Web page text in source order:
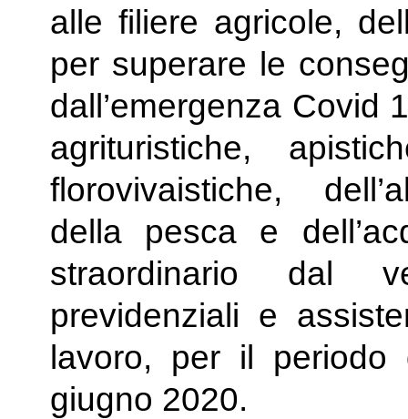
alle filiere agricole,
per superare le
dall’emergenza Covid
agrituristiche,
florovivaistiche,
della pesca e
straordinario dal
previdenziali e
lavoro, per il
giugno 2020.